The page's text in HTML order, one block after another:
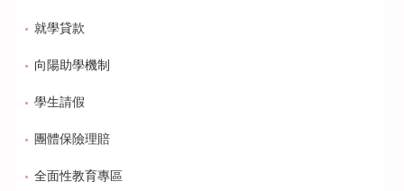
就學貸款
向陽助學機制
學生請假
團體保險理賠
全面性教育專區